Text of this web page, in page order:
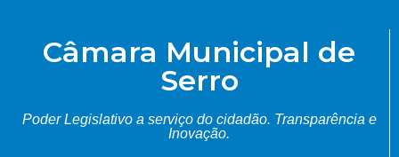
Câmara Municipal de
Serro
Poder Legislativo a serviço do cidadão. Transparência e
Inovação.